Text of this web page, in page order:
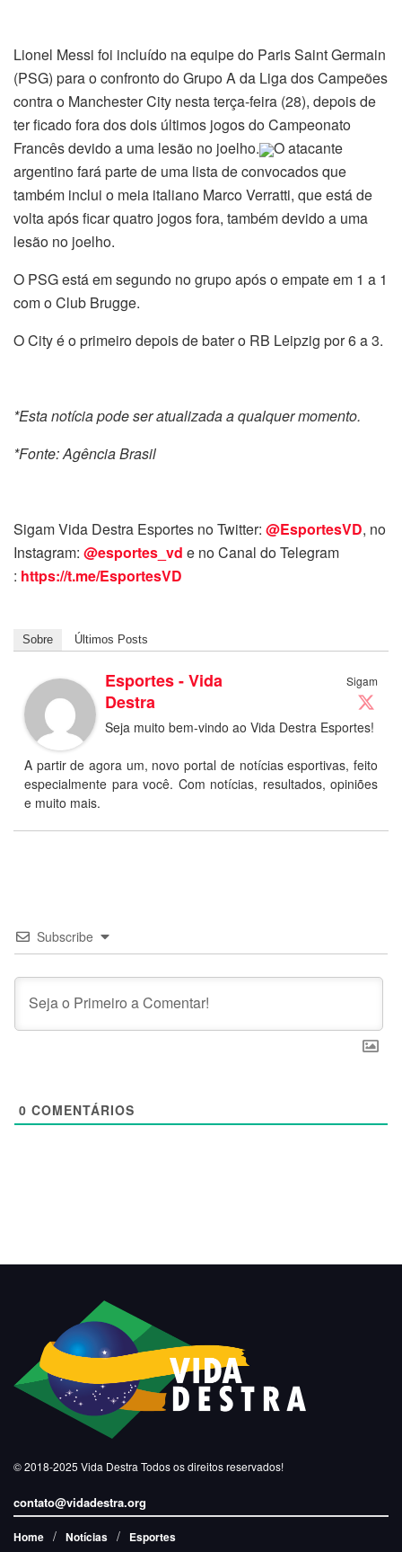
Lionel Messi foi incluído na equipe do Paris Saint Germain
(PSG) para o confronto do Grupo A da Liga dos Campeões
contra o Manchester City nesta terça-feira (28), depois de
ter ficado fora dos dois últimos jogos do Campeonato
Francês devido a uma lesão no joelho.
O atacante
argentino fará parte de uma lista de convocados que
também inclui o meia italiano Marco Verratti, que está de
volta após ficar quatro jogos fora, também devido a uma
lesão no joelho.
O PSG está em segundo no grupo após o empate em 1 a 1
com o Club Brugge.
O City é o primeiro depois de bater o RB Leipzig por 6 a 3.
*Esta notícia pode ser atualizada a qualquer momento.
*Fonte: Agência Brasil
Sigam Vida Destra Esportes no Twitter: @EsportesVD, no
Instagram: @esportes_vd e no Canal do Telegram
: https://t.me/EsportesVD
Sobre Últimos Posts
Sigam
Esportes - Vida
Destra
Seja muito bem-vindo ao Vida Destra Esportes!
A partir de agora um, novo portal de notícias esportivas, feito
especialmente para você. Com notícias, resultados, opiniões
e muito mais.
Subscribe
0 COMENTÁRIOS
© 2018-2025 Vida Destra Todos os direitos reservados!
contato@vidadestra.org
Home Notícias Esportes